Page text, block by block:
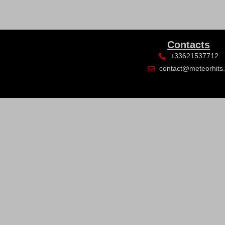
Contacts
+33621537712